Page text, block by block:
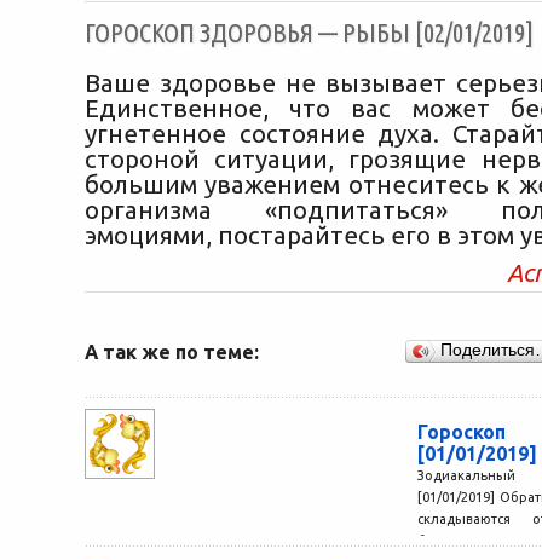
ГОРОСКОП ЗДОРОВЬЯ — РЫБЫ [02/01/2019]
Ваше здоровье не вызывает
Единственное, что вас может
угнетенное состояние духа.
стороной ситуации, грозящие
большим уважением отнеситесь к
организма «подпитаться»
эмоциями, постарайтесь его в этом
А так же по теме:
[01/01/2019]
[01/01/2019]
складываются
близкими. Если